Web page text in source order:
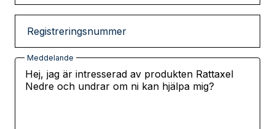
Registreringsnummer
Meddelande